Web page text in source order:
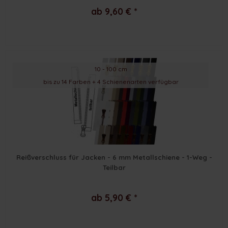
ab 9,60 € *
10 - 100 cm
bis zu 14 Farben + 4 Schienenarten verfügbar
Reißverschluss für Jacken - 6 mm Metallschiene - 1-Weg -
Teilbar
ab 5,90 € *